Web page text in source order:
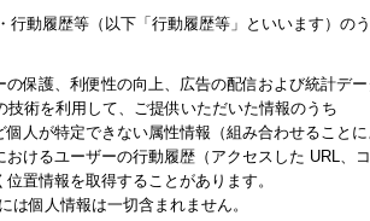
動履歴等（以下「行動履歴等」といいます）の
保護、利便性の向上、広告の配信および統計デ
術を利用して、ご提供いただいた情報のうち
人が特定できない属性情報（組み合わせること
けるユーザーの行動履歴（アクセスした URL、
置情報を取得することがあります。
は個人情報は一切含まれません。